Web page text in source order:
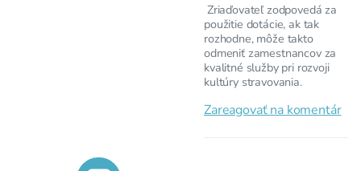
Zriaďovateľ zodpovedá za
použitie dotácie, ak tak
rozhodne, môže takto
odmeniť zamestnancov za
kvalitné služby pri rozvoji
kultúry stravovania.
Zareagovať na komentár